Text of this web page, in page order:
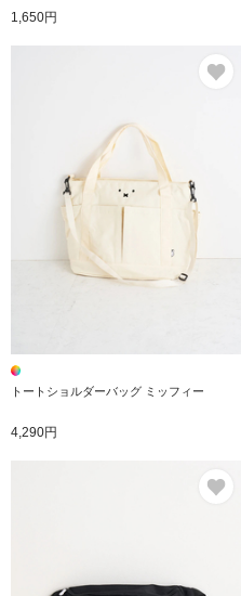
1,650円
トートショルダーバッグ ミッフィー
4,290円